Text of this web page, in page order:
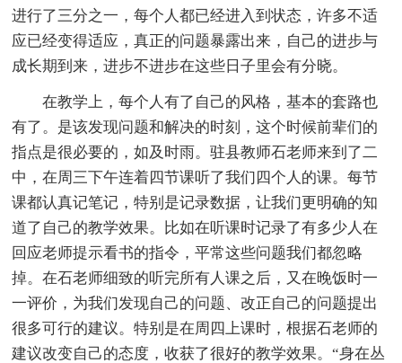
进行了三分之一，每个人都已经进入到状态，许多不适
应已经变得适应，真正的问题暴露出来，自己的进步与
成长期到来，进步不进步在这些日子里会有分晓。
在教学上，每个人有了自己的风格，基本的套路也
有了。是该发现问题和解决的时刻，这个时候前辈们的
指点是很必要的，如及时雨。驻县教师石老师来到了二
中，在周三下午连着四节课听了我们四个人的课。每节
课都认真记笔记，特别是记录数据，让我们更明确的知
道了自己的教学效果。比如在听课时记录了有多少人在
回应老师提示看书的指令，平常这些问题我们都忽略
掉。在石老师细致的听完所有人课之后，又在晚饭时一
一评价，为我们发现自己的问题、改正自己的问题提出
很多可行的建议。特别是在周四上课时，根据石老师的
建议改变自己的态度，收获了很好的教学效果。“身在丛